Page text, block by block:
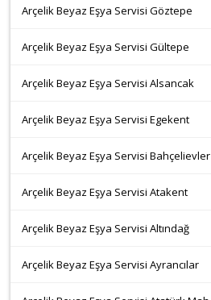
Arçelik Beyaz Eşya Servisi Göztepe
Arçelik Beyaz Eşya Servisi Gültepe
Arçelik Beyaz Eşya Servisi Alsancak
Arçelik Beyaz Eşya Servisi Egekent
Arçelik Beyaz Eşya Servisi Bahçelievler
Arçelik Beyaz Eşya Servisi Atakent
Arçelik Beyaz Eşya Servisi Altındağ
Arçelik Beyaz Eşya Servisi Ayrancılar